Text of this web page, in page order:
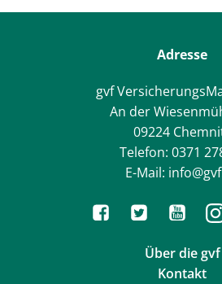
Adresse
gvf
An der
09224
Telefon: 0371
E-Mail:
Über die gvf
Kontakt